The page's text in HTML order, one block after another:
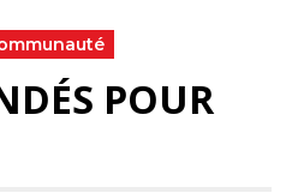
POUR